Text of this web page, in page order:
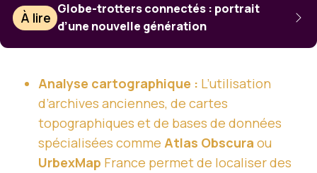
À lire
Globe-trotters connectés : portrait
d’une nouvelle génération
Analyse cartographique : L’utilisation
d’archives anciennes, de cartes
topographiques et de bases de données
spécialisées comme Atlas Obscura ou
UrbexMap France permet de localiser des